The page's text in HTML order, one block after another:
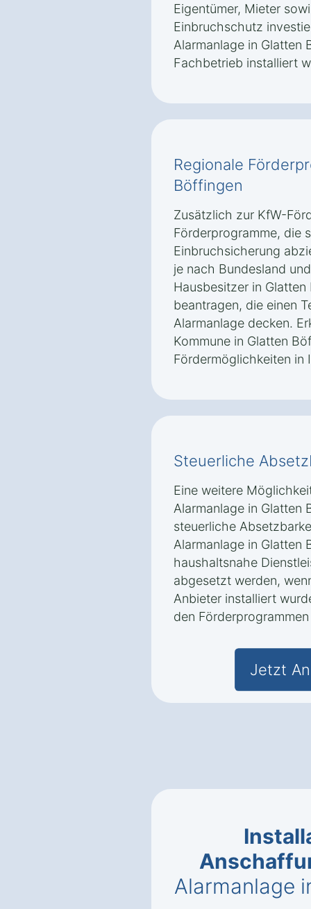
Eigentümer, Mieter
Einbruchschutz
Alarmanlage in Glatten
Fachbetrieb installiert
Regionale
Böffingen
Zusätzlich zur KfW-
Förderprogramme, die
Einbruchsicherung
je nach Bundesland
Hausbesitzer in
beantragen, die einen
Alarmanlage decken.
Kommune in Glatten
Fördermöglichkeiten in
Steuerliche
Eine weitere
Alarmanlage in Glatten
steuerliche
Alarmanlage in Glatten
haushaltsnahe
abgesetzt werden,
Anbieter installiert
den
Jetzt
Alarmanlage